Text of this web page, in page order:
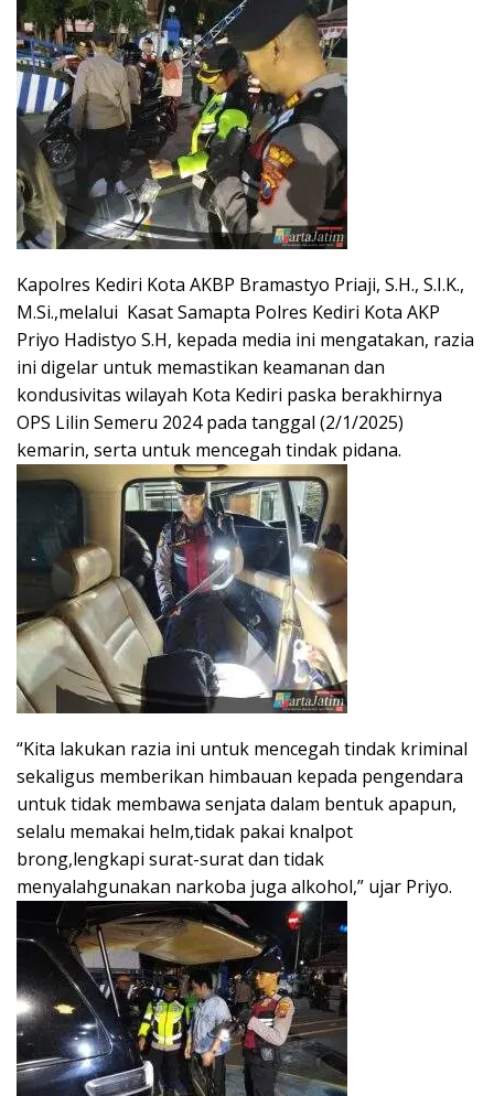
Kapolres Kediri Kota AKBP Bramastyo Priaji, S.H., S.I.K.,
M.Si.,melalui Kasat Samapta Polres Kediri Kota AKP
Priyo Hadistyo S.H, kepada media ini mengatakan, razia
ini digelar untuk memastikan keamanan dan
kondusivitas wilayah Kota Kediri paska berakhirnya
OPS Lilin Semeru 2024 pada tanggal (2/1/2025)
kemarin, serta untuk mencegah tindak pidana.
“Kita lakukan razia ini untuk mencegah tindak kriminal
sekaligus memberikan himbauan kepada pengendara
untuk tidak membawa senjata dalam bentuk apapun,
selalu memakai helm,tidak pakai knalpot
brong,lengkapi surat-surat dan tidak
menyalahgunakan narkoba juga alkohol,” ujar Priyo.